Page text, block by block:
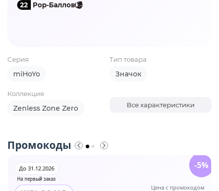
22 Pop-Баллов
Серия
miHoYo
Тип товара
Значок
Коллекция
Zenless Zone Zero Все характеристики
Промокоды
На первый заказ
До 31.12.2026
Цена с промокодом
-5%